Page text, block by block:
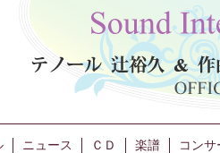
ニュース ＣＤ 楽譜 コン